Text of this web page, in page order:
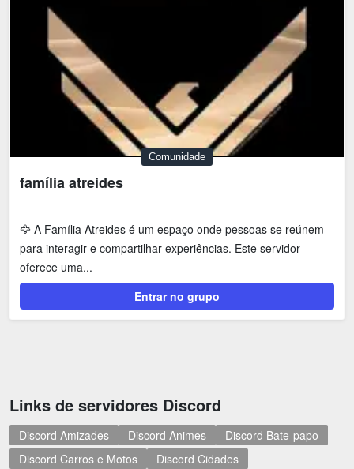
Comunidade
família atreides
🦅 A Família Atreides é um espaço onde pessoas se reúnem
para interagir e compartilhar experiências. Este servidor
oferece uma...
Entrar no grupo
Links de servidores Discord
Discord Amizades Discord Animes
Discord Bate-papo
Discord Carros e Motos
Discord Cidades